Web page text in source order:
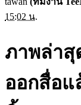
15:02 น.
ภาพล่าสุ
ออกสื่อแ